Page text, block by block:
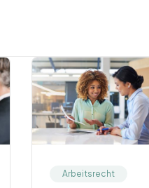
Arbeitsrecht